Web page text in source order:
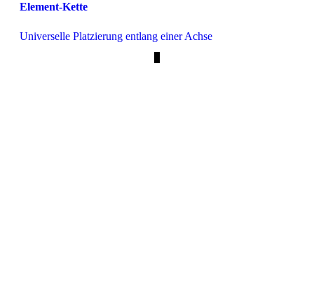
Element-Kette
Universelle Platzierung entlang einer Achse